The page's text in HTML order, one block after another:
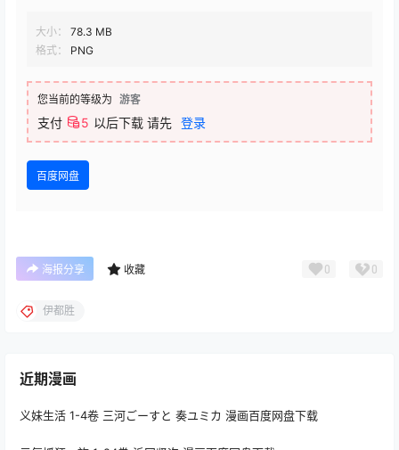
大小：
78.3 MB
格式：
PNG
您当前的等级为 游客
支付 5 以后下载 请先 登录
百度网盘
海报分享 收藏 0 0
伊都胜
近期漫画
义妹生活 1-4卷 三河ごーすと 奏ユミカ 漫画百度网盘下载